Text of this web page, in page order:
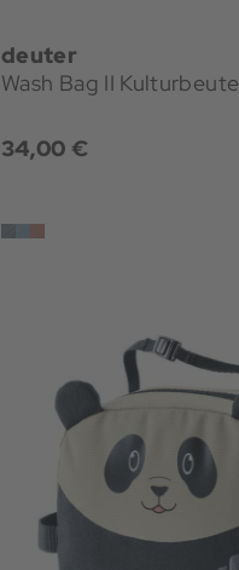
deuter
Wash Bag II
34,00 €